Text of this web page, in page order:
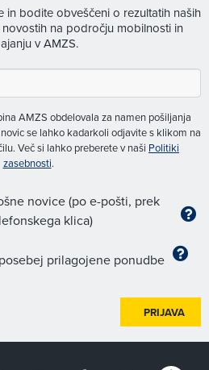
in bodite obveščeni o rezultatih naših
na področju mobilnosti in
v AMZS.
AMZS obdelovala za namen pošiljanja
se lahko kadarkoli odjavite s klikom na
Več si lahko preberete v naši Politiki
zasebnosti.
novice (po e-pošti, prek
klica)
prilagojene ponudbe
PRIJAVA